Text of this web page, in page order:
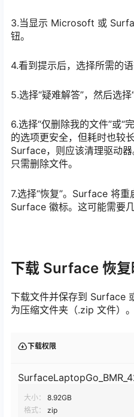
3.当显示 Microsoft 或
钮。
4.看到提示后，选择所需的语
5.选择“疑难解答”，然后选择
6.选择“仅删除我的文件”或“
的选项更安全，但耗时也较
Surface，则应该清理驱动
只需删除文件。
7.选择“恢复”。Surface 将
Surface 徽标。这可能需要几
下载 Surface 恢复
下载文件并保存到 Surface
为压缩文件夹（.zip 文件）。
下载权限
大小：
8.92GB
格式：
zip